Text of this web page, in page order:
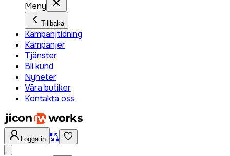
Meny
Tillbaka
Kampanjtidning
Kampanjer
Tjänster
Bli kund
Nyheter
Våra butiker
Kontakta oss
Logga in